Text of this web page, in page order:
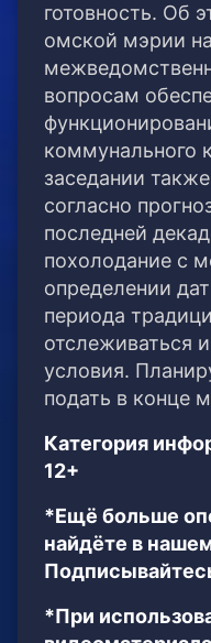
готовность. Об
омской мэрии
вопросам
коммунального
заседании
согласно
последней
похолодание с
определении
периода
отслеживаться
условия.
подать в конце
Категория
12+
*Ещё больше
найдёте в
*При